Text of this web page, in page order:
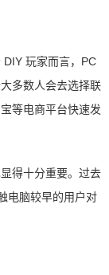
玩家而言，PC
多数人会去选择联
等电商平台快速发
得十分重要。过去
电脑较早的用户对